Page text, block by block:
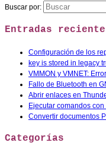
Buscar por:
Entradas
Configuración de los
key is stored in legacy
VMMON y VMNET:
Fallo de Bluetooth en
Abrir enlaces en
Ejecutar comandos
Convertir documentos
Categorías